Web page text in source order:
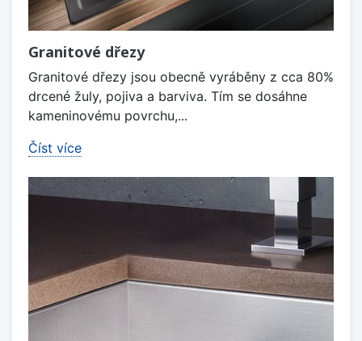
Granitové dřezy
Granitové dřezy jsou obecně vyráběny z cca 80%
drcené žuly, pojiva a barviva. Tím se dosáhne
kameninovému povrchu,...
Číst více